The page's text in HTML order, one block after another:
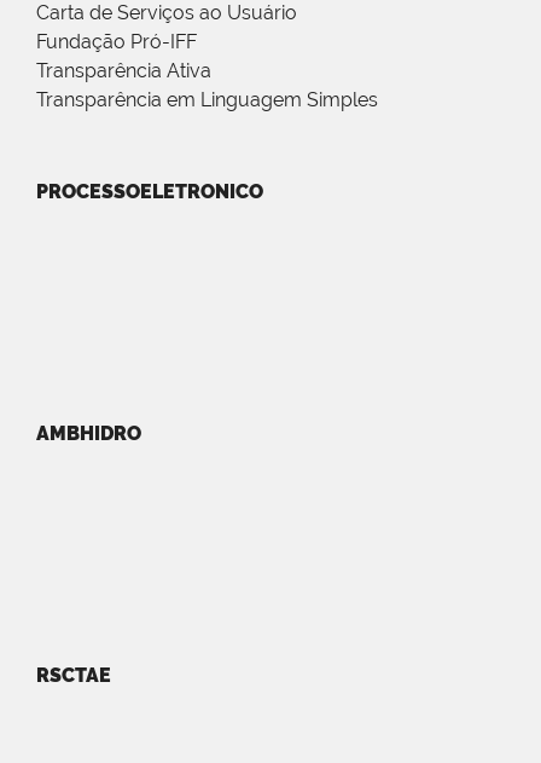
Carta de Serviços ao Usuário
Fundação Pró-IFF
Transparência Ativa
Transparência em Linguagem Simples
PROCESSOELETRONICO
AMBHIDRO
RSCTAE